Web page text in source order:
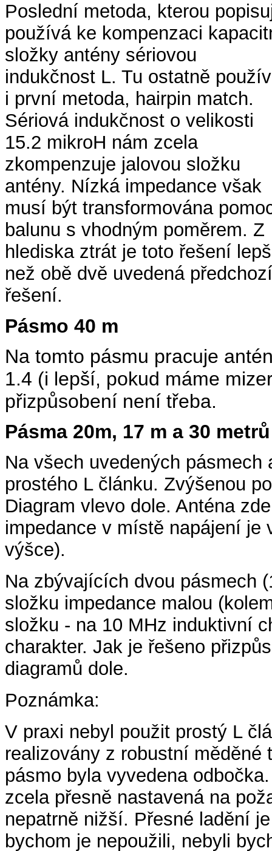
Poslední metoda, kterou
používá ke kompenzaci
složky antény sériovou
indukčnost L. Tu ostatně
i první metoda, hairpin match.
Sériová indukčnost o velikosti
15.2 mikroH nám zcela
zkompenzuje jalovou složku
antény. Nízká impedance však
musí být transformována
balunu s vhodným poměrem. Z
hlediska ztrát je toto řešení
než obě dvě uvedená předchozí
řešení.
Pásmo 40 m
Na tomto pásmu pracuje
1.4 (i lepší, pokud máme
přizpůsobení není třeba.
Pásma 20m, 17 m a 30 metrů
Na všech uvedených
prostého L článku. Zvýšenou
Diagram vlevo dole. Anténa
impedance v místě napájení je
výšce).
Na zbývajících dvou pásmech
složku impedance malou
složku - na 10 MHz induktivní
charakter. Jak je řešeno
diagramů dole.
Poznámka:
V praxi nebyl použit prostý L
realizovány z robustní
pásmo byla vyvedena
zcela přesně nastavená na
nepatrně nižší. Přesné ladění
bychom je nepoužili, nebyli